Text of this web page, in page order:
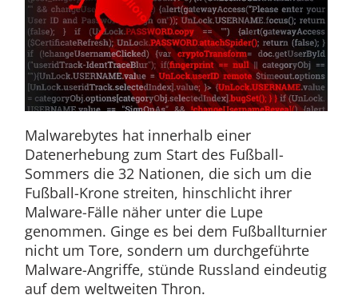
Malwarebytes hat innerhalb einer
Datenerhebung zum Start des Fußball-
Sommers die 32 Nationen, die sich um die
Fußball-Krone streiten, hinschlicht ihrer
Malware-Fälle näher unter die Lupe
genommen. Ginge es bei dem Fußballturnier
nicht um Tore, sondern um durchgeführte
Malware-Angriffe, stünde Russland eindeutig
auf dem weltweiten Thron.